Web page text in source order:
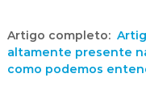
Artigo completo:
altamente presente
como podemos